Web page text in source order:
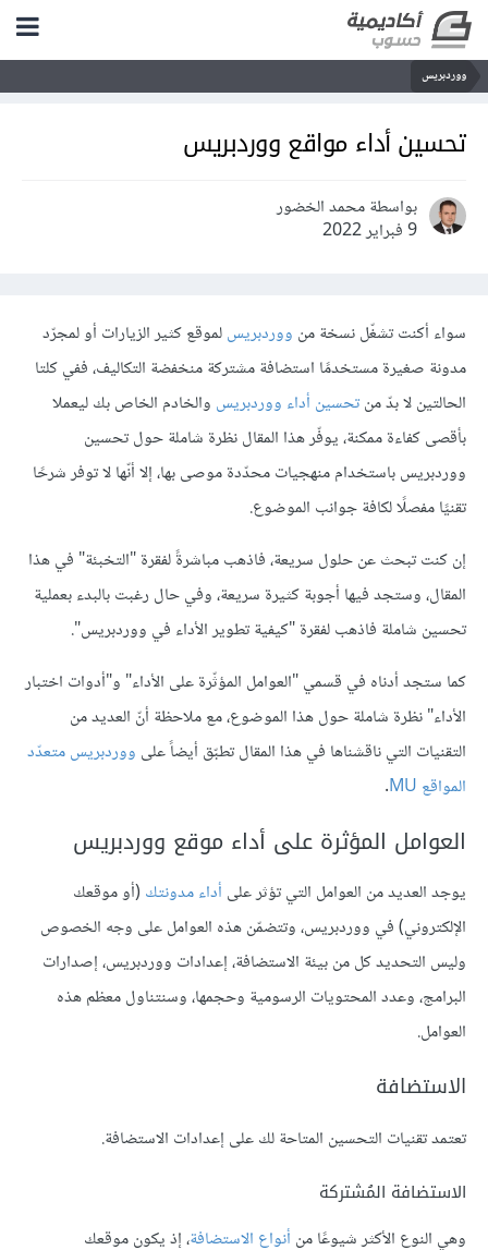
ووردبريس
تحسين أداء مواقع ووردبريس
بواسطة محمد الخضور
9 فبراير 2022
سواء أكنت تشغّل نسخة من ووردبريسلموقع كثير الزيارات أو لمجرّد
مدونة صغيرة مستخدمًا استضافة مشتركة منخفضة التكاليف، ففي كلتا
الحالتين لا بدّ منتحسين أداء ووردبريس والخادم الخاص بك ليعملا
بأقصى كفاءة ممكنة، يوفّر هذا المقال نظرة شاملة حول تحسين
ووردبريس باستخدام منهجيات محدّدة موصى بها، إلا أنّها لا توفر شرحًا
تقنيًا مفصلًا لكافة جوانب الموضوع.
إن كنت تبحث عن حلول سريعة، فاذهب مباشرةً لفقرة "التخبئة" في هذا
المقال، وستجد فيها أجوبة كثيرة سريعة، وفي حال رغبت بالبدء بعملية
تحسين شاملة فاذهب لفقرة "كيفية تطوير الأداء في ووردبريس".
كما ستجد أدناه في قسمي "العوامل المؤثّرة على الأداء" و"أدوات اختبار
الأداء" نظرة شاملة حول هذا الموضوع، مع ملاحظة أنّ العديد من
التقنيات التي ناقشناها في هذا المقال تطبّق أيضاً على ووردبريس متعدّد
المواقع MU
.
العوامل المؤثرة على أداء موقع ووردبريس
يوجد العديد من العوامل التي تؤثر على أداء مدونتك (أو موقعك
الإلكتروني) في ووردبريس، وتتضمّن هذه العوامل على وجه الخصوص
وليس التحديد كل من بيئة الاستضافة، إعدادات ووردبريس، إصدارات
البرامج، وعدد المحتويات الرسومية وحجمها، وسنتناول معظم هذه
العوامل.
الاستضافة
تعتمد تقنيات التحسين المتاحة لك على إعدادات الاستضافة.
الاستضافة المُشتركة
وهي النوع الأكثر شيوعًا من أنواع الاستضافة، إذ يكون موقعك